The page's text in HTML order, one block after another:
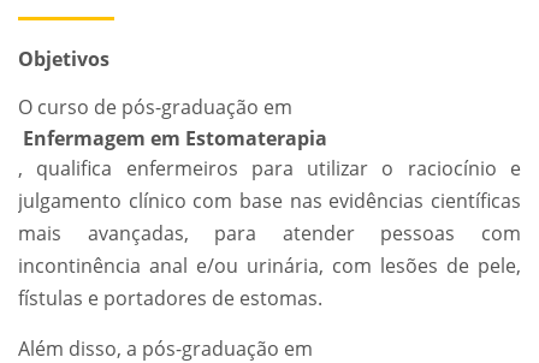
Objetivos
O curso de pós-graduação em
Enfermagem em Estomaterapia
, qualifica enfermeiros para utilizar o raciocínio e
julgamento clínico com base nas evidências científicas
mais avançadas, para atender pessoas com
incontinência anal e/ou urinária, com lesões de pele,
fístulas e portadores de estomas.
Além disso, a pós-graduação em